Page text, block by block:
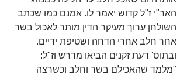
האר"י ז"ל קדוש יאמר לו. אמנם כמו שכתב
השולחן ערוך מעיקר הדין מותר לאכול בשר
אחר חלב אחרי הדחה ושטיפת ידיים.
ובתוס' דעת זקנים הביאו מדרש וז"ל:
"מלמד שהאכילם בשר וחלב וכשרצה